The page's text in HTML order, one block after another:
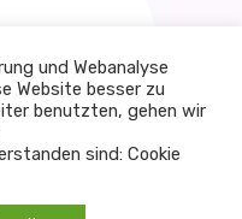
und Webanalyse
Website besser zu
benutzten, gehen wir
sind: Cookie